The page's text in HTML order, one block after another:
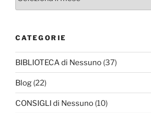
CATEGORIE
BIBLIOTECA di Nessuno (37)
Blog (22)
CONSIGLI di Nessuno (10)